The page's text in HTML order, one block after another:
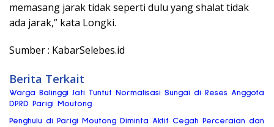
memasang jarak tidak seperti dulu yang shalat tidak
ada jarak,” kata Longki.
Sumber : KabarSelebes.id
Berita Terkait
Warga Balinggi Jati Tuntut Normalisasi Sungai di Reses Anggota
DPRD Parigi Moutong
Penghulu di Parigi Moutong Diminta Aktif Cegah Perceraian dan